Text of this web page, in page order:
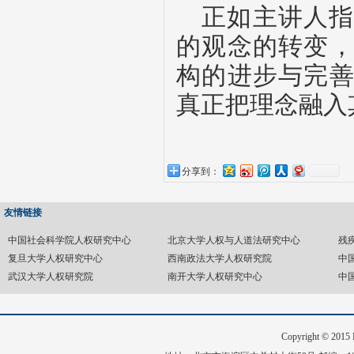
正如主讲人
的观念的转变
构的进步与完
真正把理念融
分享到：
友情链接
中国社会科学院人权研究中心 北京大学人权与人道法研究中心
残
复旦大学人权研究中心
西南政法大学人权研究院
中
武汉大学人权研究院
南开大学人权研究中心 中
Copyright © 2015